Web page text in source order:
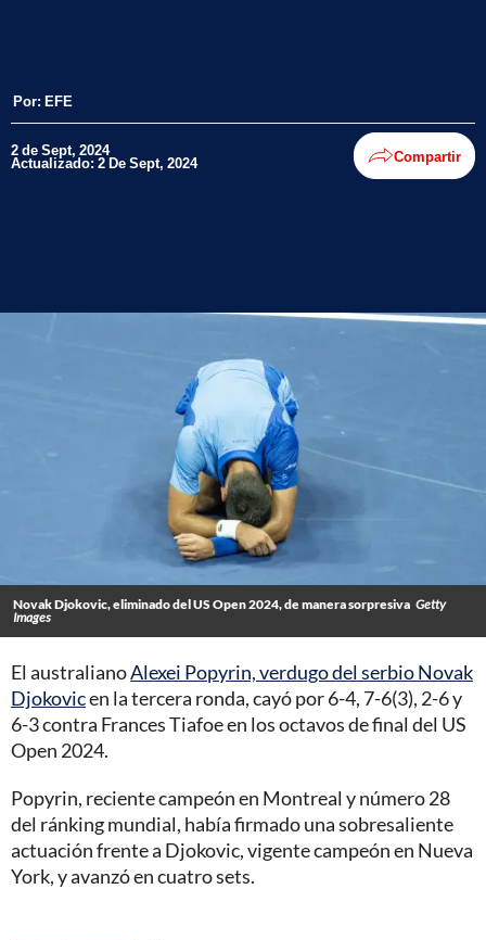
Por: EFE
2 de Sept, 2024
Actualizado: 2 De Sept, 2024 Compartir
Novak Djokovic, eliminado del US Open 2024, de manera sorpresiva Getty
Images
El australianoAlexei Popyrin, verdugo del serbio Novak
Djokovicen la tercera ronda, cayó por 6-4, 7-6(3), 2-6 y
6-3 contra Frances Tiafoe en los octavos de final del US
Open 2024.
Popyrin, reciente campeón en Montreal y número 28
del ránking mundial, había firmado una sobresaliente
actuación frente a Djokovic, vigente campeón en Nueva
York, y avanzó en cuatro sets.